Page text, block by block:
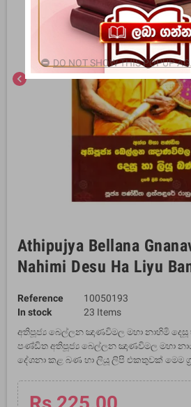
chevron_left
Athipujya Bellana
Nahimi Desu Ha Liyu
Reference
10050193
In stock
23 Items
අතිපූජ්‍ය බෙල්ලන ඤාණවිමල මහා නාහිමි දෙසූ
පණ්ඩිත අතිපූජ්‍ය බෙල්ලන ඤාණවිමල මහා
දේශනා කළ බණ හා ලියූ ලිපි එකතුවක් මෙම
DO NOT SHOW THIS POPUP